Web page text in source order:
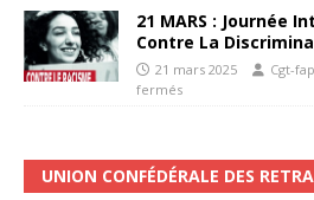
21 MARS : Journée
Contre La
21 mars 2025 Cgt-
fermés
UNION CONFÉDÉRALE DES